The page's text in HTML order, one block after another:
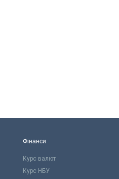
Фінанси
Курс валют
Курс НБУ